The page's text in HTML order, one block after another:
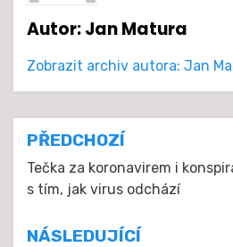
Autor:Jan Matura
Zobrazit archiv autora: Jan
Navigace
pro
příspěvek
PŘEDCHOZÍ
Tečka za koronavirem i
s tím, jak virus odchází
NÁSLEDUJÍCÍ